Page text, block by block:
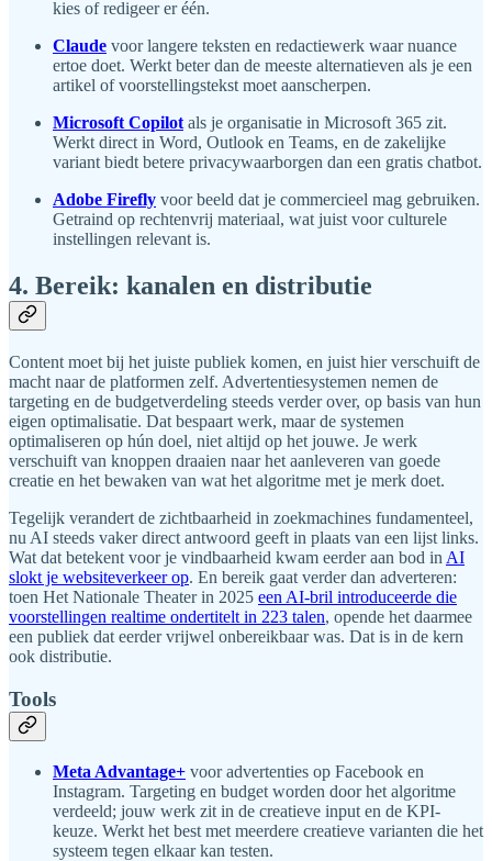
kies of redigeer er één.
Claude voor langere teksten en redactiewerk waar nuance
ertoe doet. Werkt beter dan de meeste alternatieven als je een
artikel of voorstellingstekst moet aanscherpen.
Microsoft Copilot als je organisatie in Microsoft 365 zit.
Werkt direct in Word, Outlook en Teams, en de zakelijke
variant biedt betere privacywaarborgen dan een gratis chatbot.
Adobe Firefly voor beeld dat je commercieel mag gebruiken.
Getraind op rechtenvrij materiaal, wat juist voor culturele
instellingen relevant is.
4. Bereik: kanalen en distributie
Content moet bij het juiste publiek komen, en juist hier verschuift de
macht naar de platformen zelf. Advertentiesystemen nemen de
targeting en de budgetverdeling steeds verder over, op basis van hun
eigen optimalisatie. Dat bespaart werk, maar de systemen
optimaliseren op hún doel, niet altijd op het jouwe. Je werk
verschuift van knoppen draaien naar het aanleveren van goede
creatie en het bewaken van wat het algoritme met je merk doet.
Tegelijk verandert de zichtbaarheid in zoekmachines fundamenteel,
nu AI steeds vaker direct antwoord geeft in plaats van een lijst links.
Wat dat betekent voor je vindbaarheid kwam eerder aan bod in AI
slokt je websiteverkeer op. En bereik gaat verder dan adverteren:
toen Het Nationale Theater in 2025 een AI-bril introduceerde die
voorstellingen realtime ondertitelt in 223 talen, opende het daarmee
een publiek dat eerder vrijwel onbereikbaar was. Dat is in de kern
ook distributie.
Tools
Meta Advantage+ voor advertenties op Facebook en
Instagram. Targeting en budget worden door het algoritme
verdeeld; jouw werk zit in de creatieve input en de KPI-
keuze. Werkt het best met meerdere creatieve varianten die het
systeem tegen elkaar kan testen.